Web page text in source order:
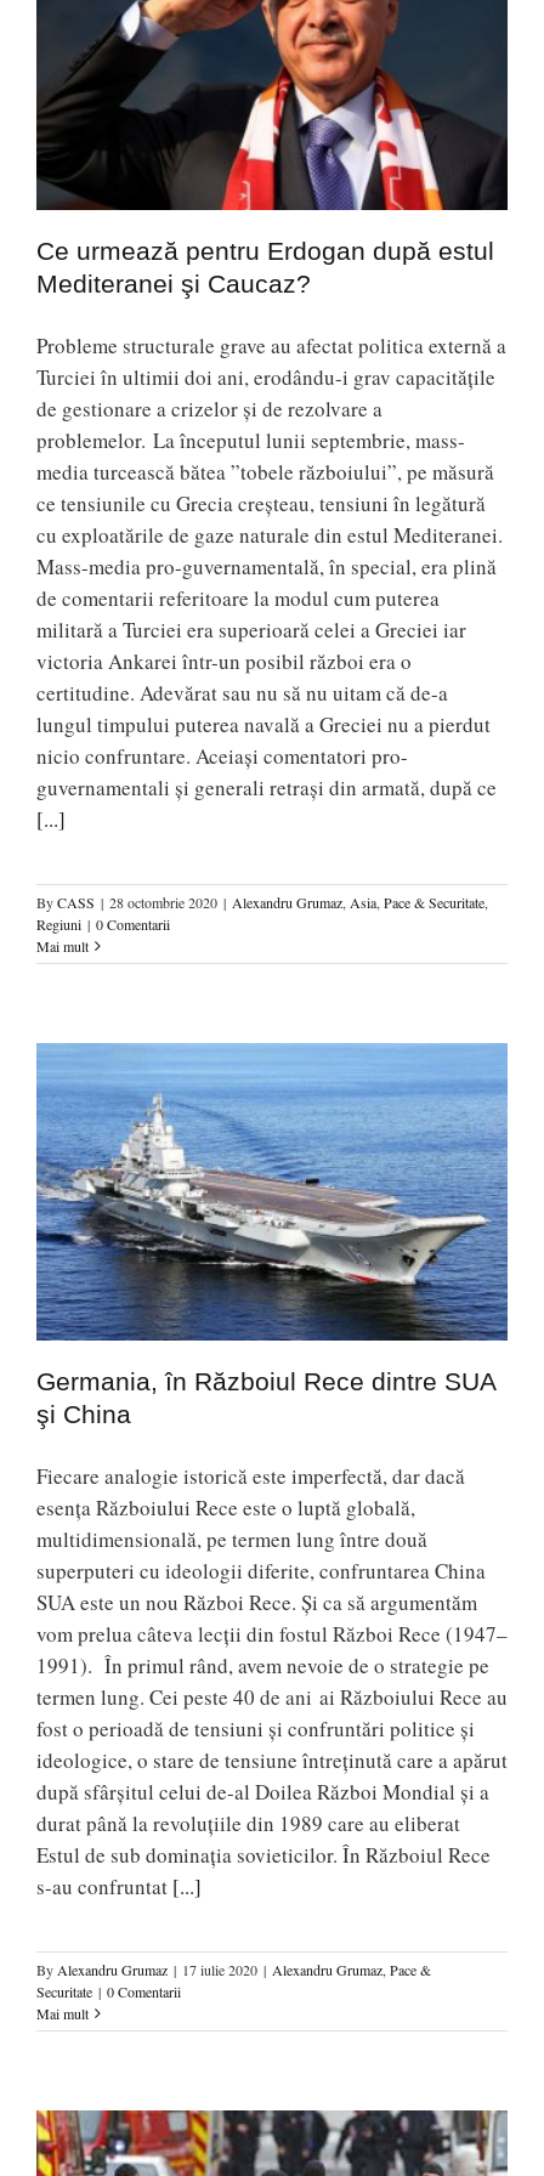
Ce urmează pentru Erdogan după estul
Mediteranei şi Caucaz?
Probleme structurale grave au afectat politica externă a
Turciei în ultimii doi ani, erodându-i grav capacităţile
de gestionare a crizelor şi de rezolvare a
problemelor. La începutul lunii septembrie, mass-
media turcească bătea ”tobele războiului”, pe măsură
ce tensiunile cu Grecia creşteau, tensiuni în legătură
cu exploatările de gaze naturale din estul Mediteranei.
Mass-media pro-guvernamentală, în special, era plină
de comentarii referitoare la modul cum puterea
militară a Turciei era superioară celei a Greciei iar
victoria Ankarei într-un posibil război era o
certitudine. Adevărat sau nu să nu uitam că de-a
lungul timpului puterea navală a Greciei nu a pierdut
nicio confruntare. Aceiaşi comentatori pro-
guvernamentali şi generali retraşi din armată, după ce
[...]
ByCASS | 28 octombrie 2020 | Alexandru Grumaz, Asia, Pace & Securitate,
Regiuni | 0 Comentarii
Mai mult
Germania, în Războiul Rece dintre SUA
şi China
Fiecare analogie istorică este imperfectă, dar dacă
esenţa Războiului Rece este o luptă globală,
multidimensională, pe termen lung între două
superputeri cu ideologii diferite, confruntarea China
SUA este un nou Război Rece. Şi ca să argumentăm
vom prelua câteva lecţii din fostul Război Rece (1947–
1991). În primul rând, avem nevoie de o strategie pe
termen lung. Cei peste 40 de ani ai Războiului Rece au
fost o perioadă de tensiuni şi confruntări politice şi
ideologice, o stare de tensiune întreţinută care a apărut
după sfârşitul celui de-al Doilea Război Mondial şi a
durat până la revoluţiile din 1989 care au eliberat
Estul de sub dominaţia sovieticilor. În Războiul Rece
s-au confruntat [...]
By Alexandru Grumaz | 17 iulie 2020 | Alexandru Grumaz, Pace &
Securitate | 0 Comentarii
Mai mult